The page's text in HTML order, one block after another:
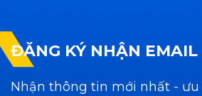
ĐĂNG KÝ NHẬN EMAIL
Nhận thông tin mới nhất - ưu